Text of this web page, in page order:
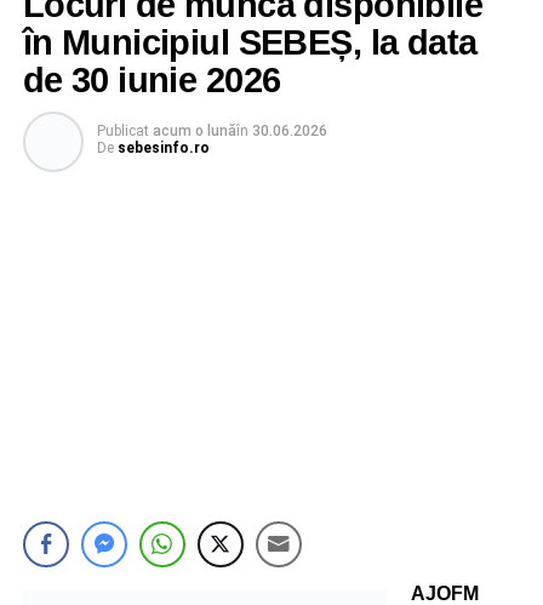
în Municipiul SEBEȘ, la data
de 30 iunie 2026
Publicat acum o lunăîn 30.06.2026
De sebesinfo.ro
AJOFM